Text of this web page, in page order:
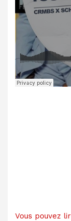
Vous pouvez